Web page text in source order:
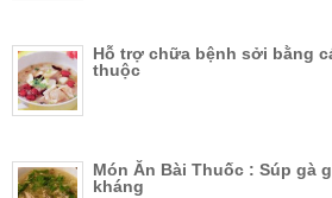
Hỗ trợ chữa bệnh sởi bằng
thuộc
Món Ăn Bài Thuốc : Súp gà
kháng